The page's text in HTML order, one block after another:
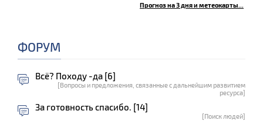
Прогноз на 3 дня и метеокарты...
ФОРУМ
Всё? Походу -да [6]
[Вопросы и предложения, связанные с дальнейшим развитием
ресурса]
За готовность спасибо. [14]
[Поиск людей]